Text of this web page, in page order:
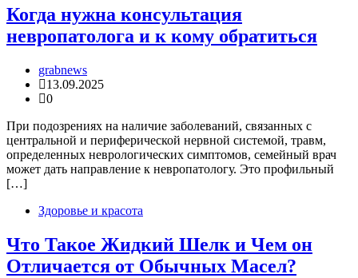
Когда нужна консультация
невропатолога и к кому обратиться
grabnews
13.09.2025
0
При подозрениях на наличие заболеваний, связанных с
центральной и периферической нервной системой, травм,
определенных неврологических симптомов, семейный врач
может дать направление к невропатологу. Это профильный
[…]
Здоровье и красота
Что Такое Жидкий Шелк и Чем он
Отличается от Обычных Масел?